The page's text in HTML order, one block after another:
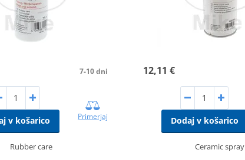
7-10 dni
v košarico Primerjaj
Rubber care
12,11 €
Dodaj v košarico
Ceramic spray